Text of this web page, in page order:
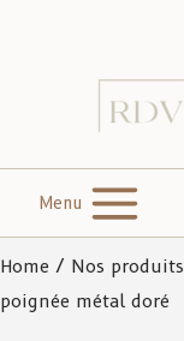
Menu
Home / Nos produits
poignée métal doré